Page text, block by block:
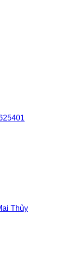
Thủy